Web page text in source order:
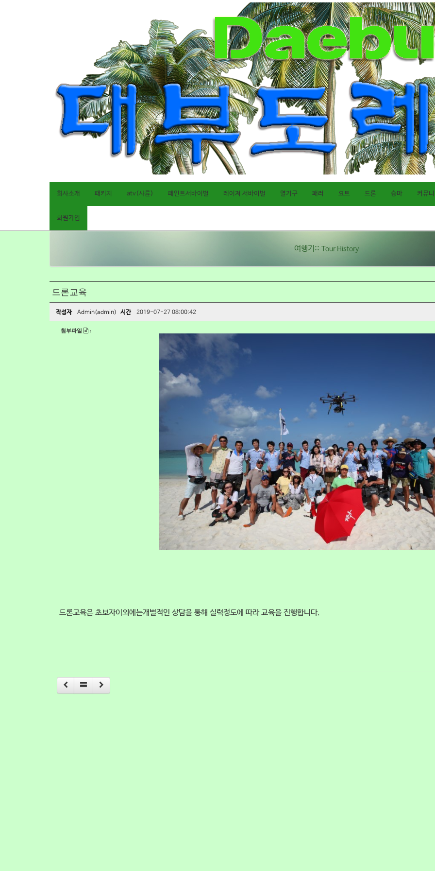
회사소개 패키지 atv(사륜) 페인트서바이벌 레이져 서바이벌 열기구 패러 요트 드론 승마 커뮤
회원가입
여행기:: Tour History
드론교육
작성자 Admin(admin) 시간 2019-07-27 08:00:42
첨부파일 :
드론교육은 초보자이외에는개별적인 상담을 통해 실력정도에 따라 교육을 진행합니다.